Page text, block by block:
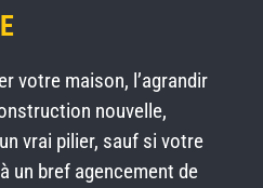
votre maison, l’agrandir
nouvelle,
vrai pilier, sauf si votre
un bref agencement de